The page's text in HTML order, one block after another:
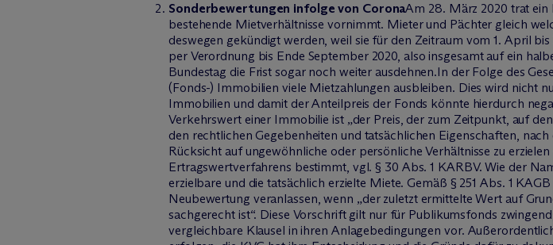
Sonderbewertungen infolge von CoronaAm 28. März 2020 trat
bestehende Mietverhältnisse vornimmt. Mieter und Pächter gleich
deswegen gekündigt werden, weil sie für den Zeitraum vom 1. April
per Verordnung bis Ende September 2020, also insgesamt auf ein
Bundestag die Frist sogar noch weiter ausdehnen.In der Folge des
(Fonds-) Immobilien viele Mietzahlungen ausbleiben. Dies wird nicht
Immobilien und damit der Anteilpreis der Fonds könnte hierdurch
Verkehrswert einer Immobilie ist „der Preis, der zum Zeitpunkt, auf
den rechtlichen Gegebenheiten und tatsächlichen Eigenschaften,
Rücksicht auf ungewöhnliche oder persönliche Verhältnisse zu
Ertragswertverfahrens bestimmt, vgl. § 30 Abs. 1 KARBV. Wie der
erzielbare und die tatsächlich erzielte Miete. Gemäß § 251 Abs. 1
Neubewertung veranlassen, wenn „der zuletzt ermittelte Wert auf
sachgerecht ist“. Diese Vorschrift gilt nur für Publikumsfonds
vergleichbare Klausel in ihren Anlagebedingungen vor.